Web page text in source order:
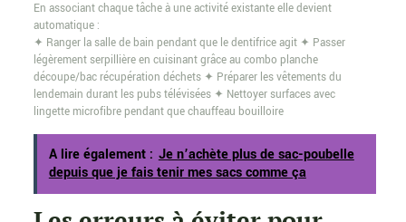
En associant chaque tâche à une activité existante elle devient
automatique :
✦ Ranger la salle de bain pendant que le dentifrice agit ✦ Passer
légèrement serpillière en cuisinant grâce au combo planche
découpe/bac récupération déchets ✦ Préparer les vêtements du
lendemain durant les pubs télévisées ✦ Nettoyer surfaces avec
lingette microfibre pendant que chauffeau bouilloire
A lire également : Je n’achète plus de sac-poubelle
depuis que je fais tenir mes sacs comme ça